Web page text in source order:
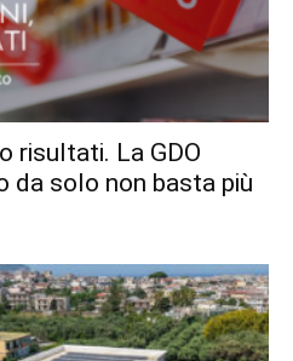
risultati. La GDO
da solo non basta più